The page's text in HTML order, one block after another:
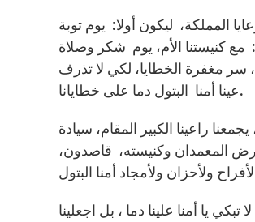
المملكة، ليكون أولا: يوم توبة
مع كنيستنا الأم، يوم شكر وصلاة
سر مغفرة الخطايا، لكي لا تذرف
عينا أمنا البتول دما على خطايانا.
راعينا الكبير المقام، سيادة
المعمدان وكنيسته، قاصدون،
يا أمنا علينا دما ، بل اجعلينا